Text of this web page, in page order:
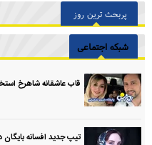
پربحث ترین روز
شبکه اجتماعی
قاب عاشقانه شاهرخ
تیپ جدید افسانه بایگان در سن